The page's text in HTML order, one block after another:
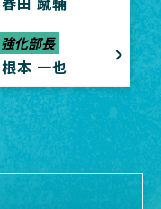
強化部長
根本 一也